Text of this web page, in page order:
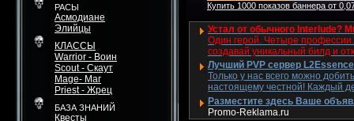
РАСЫ
Асмодиане
Элийцы
КЛАССЫ
Warrior - Воин
Scout - Скаут
Mage- Маг
Priest - Жрец
БАЗА ЗНАНИЙ
Квесты
Купить 1000 показов баннера от
Устал от обычного Interlude?
Один герой. Четыре
создавай уникальный билд и
Лучший PVP сервер
Только у нас всего можно
настоящему честной! Каждый
Разместите здесь Ваше
Promo-Reklama.ru